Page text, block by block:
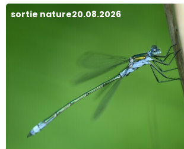
sortie nature20.08.2026